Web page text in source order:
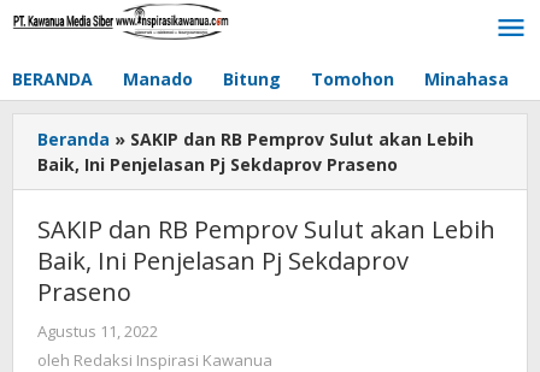
Lewati
BERANDA Manado Bitung Tomohon Minahasa
Beranda » SAKIP dan RB Pemprov Sulut akan Lebih
Baik, Ini Penjelasan Pj Sekdaprov Praseno
SAKIP dan RB Pemprov Sulut akan Lebih
Baik, Ini Penjelasan Pj Sekdaprov
Praseno
Agustus 11, 2022
Redaksi
oleh Redaksi Inspirasi Kawanua